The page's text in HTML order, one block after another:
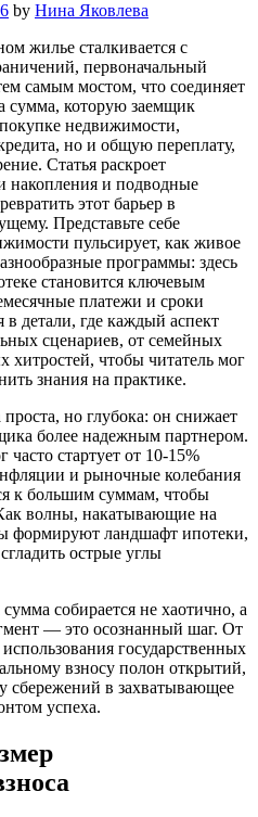
by Нина Яковлева
жилье сталкивается с
первоначальный
самым мостом, что соединяет
сумма, которую заемщик
недвижимости,
но и общую переплату,
Статья раскроет
накопления и подводные
этот барьер в
Представьте себе
пульсирует, как живое
программы: здесь
становится ключевым
платежи и сроки
детали, где каждый аспект
сценариев, от семейных
чтобы читатель мог
знания на практике.
но глубока: он снижает
более надежным партнером.
стартует от 10-15%
и рыночные колебания
к большим суммам, чтобы
волны, накатывающие на
формируют ландшафт ипотеки,
острые углы
собирается не хаотично, а
— это осознанный шаг. От
государственных
взносу полон открытий,
сбережений в захватывающее
успеха.